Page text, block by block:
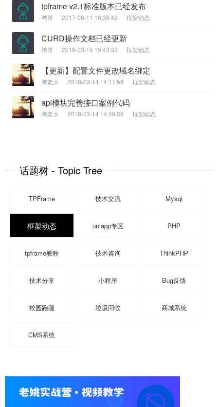
tpframe v2.1标准版本已经发布
鸿哥 2017-06-11 10:38:49 框架动态
CURD操作文档已经更新
鸿哥 2018-03-15 15:43:32 框架动态
【更新】配置文件更改域名绑定
鸿老大 2018-03-14 14:17:58 框架动态
api模块完善接口案例代码
鸿老大 2018-03-14 14:09:38 框架动态
话题树 - Topic Tree
TPFrame 技术交流 Mysql
框架动态 uniapp专区 PHP
tpframe教程 技术咨询 ThinkPHP
技术分享 小程序 Bug反馈
校园跑腿 垃圾回收 商城系统
CMS系统